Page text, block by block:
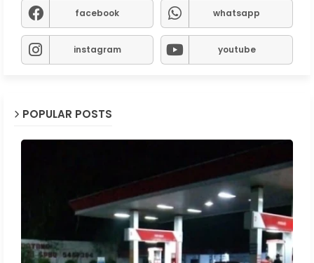
facebook whatsapp
instagram youtube
POPULAR POSTS